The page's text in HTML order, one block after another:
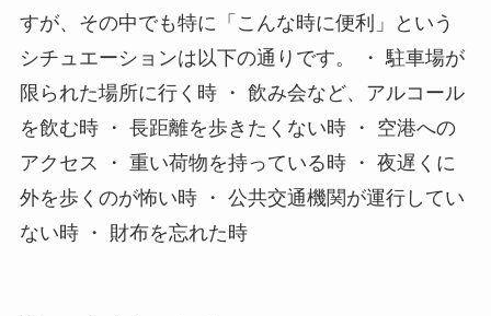
すが、その中でも特に「こんな時に便利」という
シチュエーションは以下の通りです。 ・ 駐車場が
限られた場所に行く時 ・ 飲み会など、アルコール
を飲む時 ・ 長距離を歩きたくない時 ・ 空港への
アクセス ・ 重い荷物を持っている時 ・ 夜遅くに
外を歩くのが怖い時 ・ 公共交通機関が運行してい
ない時 ・ 財布を忘れた時